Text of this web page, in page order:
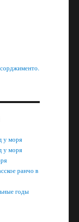
у моря
у моря
ранчо в
годы